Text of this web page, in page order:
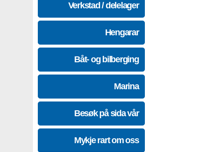
Verkstad / delelager
Hengarar
Båt- og bilberging
Marina
Besøk på sida vår
Mykje rart om oss